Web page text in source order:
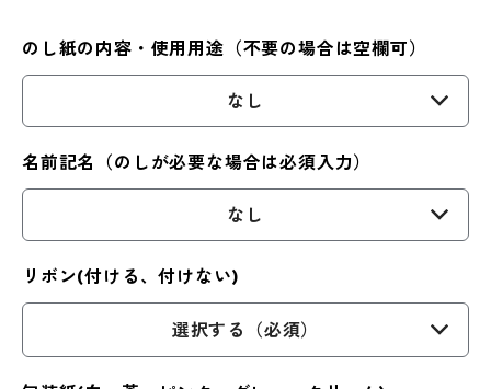
のし紙の内容・使用用途（不要の場合は空欄可）
なし
名前記名（のしが必要な場合は必須入力）
なし
リボン(付ける、付けない)
選択する（必須）